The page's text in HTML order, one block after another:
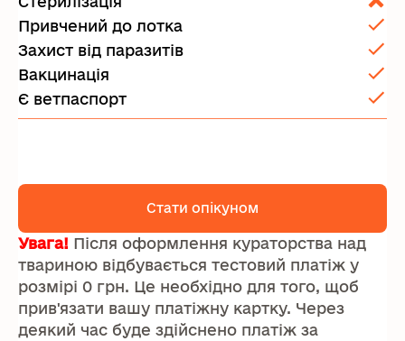
Привчений до лотка
Захист від паразитів
Вакцинація
Є ветпаспорт
Стати опікуном
Увага! Після оформлення кураторства над
твариною відбувається тестовий платіж у
розмірі 0 грн. Це необхідно для того, щоб
прив'язати вашу платіжну картку. Через
деякий час буде здійснено платіж за